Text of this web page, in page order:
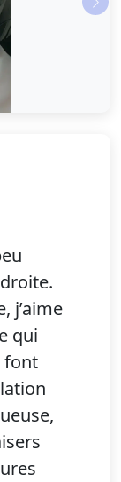
j’aime
qui
font